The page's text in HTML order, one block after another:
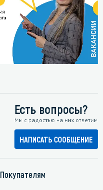
Есть вопросы?
Мы с радостью на них ответим
НАПИСАТЬ СООБЩЕНИЕ
Покупателям